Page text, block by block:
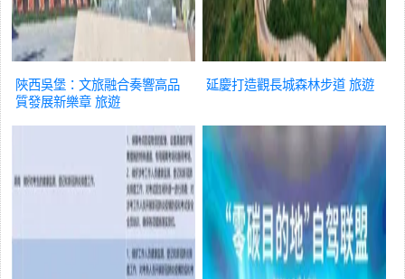
陜西吳堡：文旅融合奏響高品
質發展新樂章 旅遊
延慶打造觀長城森林步道 旅遊